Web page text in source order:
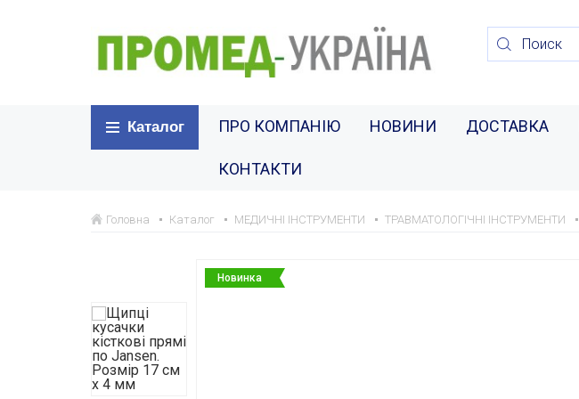
Каталог ПРО КОМПАНІЮ НОВИНИ ДОСТАВКА
КОНТАКТИ
Головна Каталог МЕДИЧНІ ІНСТРУМЕНТИ ТРАВМАТОЛОГІЧНІ ІНСТРУМЕНТИ
Новинка